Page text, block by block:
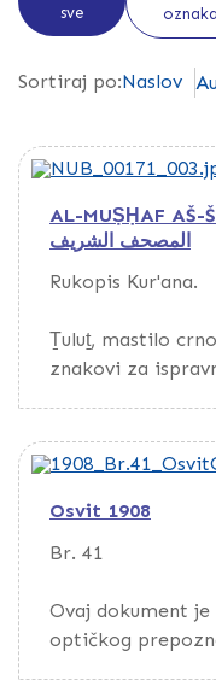
sve
Sortiraj po:Naslov
AL-MUṢḤAF AŠ-
المصحف الشريف
Rukopis Kur'ana.
Ṯuluṯ, mastilo
znakovi za
Tekst uokviren
Povez kožni, s
Otkupljen od
Osvit 1908
Br. 41
Ovaj dokument
optičkog